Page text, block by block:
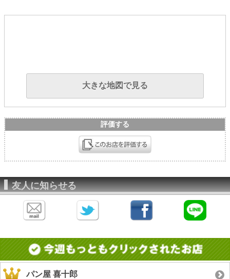
大きな地図で見る
評価する
友人に知らせる
パン屋 喜十郎